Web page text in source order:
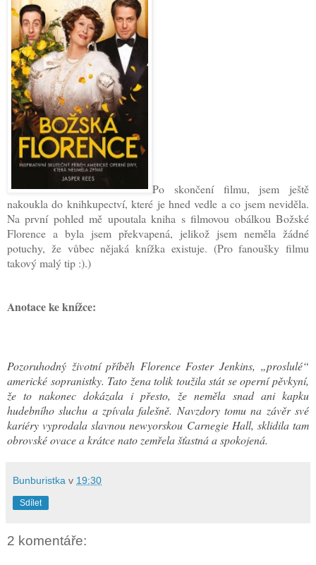
Po skončení filmu, jsem ještě
nakoukla do knihkupectví, které je hned vedle a co jsem neviděla.
Na první pohled mě upoutala kniha s filmovou obálkou Božské
Florence a byla jsem překvapená, jelikož jsem neměla žádné
potuchy, že vůbec nějaká knížka existuje. (Pro fanoušky filmu
takový malý tip :).)
Anotace ke knížce:
Pozoruhodný životní příběh Florence Foster Jenkins, „proslulé“
americké sopranistky. Tato žena tolik toužila stát se operní pěvkyní,
že to nakonec dokázala i přesto, že neměla snad ani kapku
hudebního sluchu a zpívala falešně. Navzdory tomu na závěr své
kariéry vyprodala slavnou newyorskou Carnegie Hall, sklidila tam
obrovské ovace a krátce nato zemřela šťastná a spokojená.
Bunburistka v 19:30
Sdílet
2 komentáře: